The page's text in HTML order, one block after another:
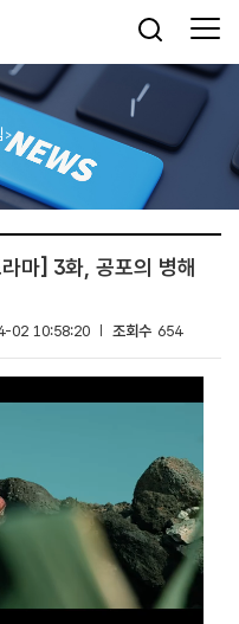
마] 3화, 공포의 병해
02 10:58:20 조회수 654